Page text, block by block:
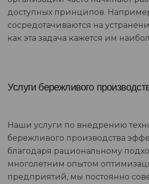
доступных принципов.
сосредотачиваются на
как эта задача кажется им
Услуги бережливого
Наши услуги по внедрению
бережливого производства
благодаря рациональному
многолетним опытом
предприятий, мы постоянно